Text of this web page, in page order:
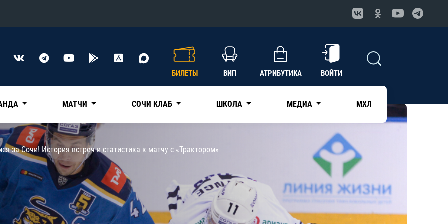
Конференция «Восток»
Нефтехимик
Трактор
Дивизион Чернышева
Авангард
Адмирал
КХЛ
БИЛЕТЫ ВИП АТРИБУТИКА ВОЙТИ
МАТЧИ СОЧИ КЛАБ ШКОЛА МЕДИА МХЛ
за Сочи! История встреч и статистика к матчу с «Трактором»